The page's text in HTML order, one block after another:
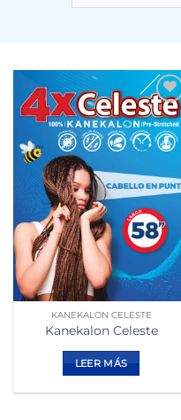
Añadir
a la
lista de
deseos
KANEKALON CELESTE
Kanekalon Celeste
LEER MÁS